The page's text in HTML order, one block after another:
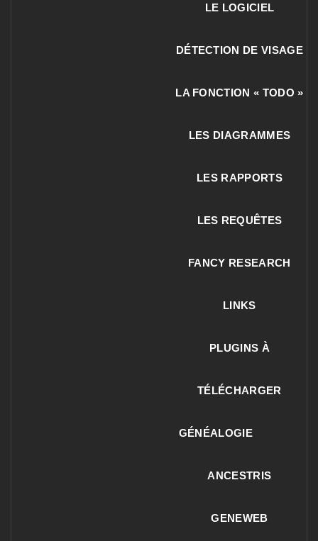
LE LOGICIEL
DÉTECTION DE VISAGE
LA FONCTION « TODO »
LES DIAGRAMMES
LES RAPPORTS
LES REQUÊTES
FANCY RESEARCH
LINKS
PLUGINS À
TÉLÉCHARGER
GÉNÉALOGIE
ANCESTRIS
GENEWEB